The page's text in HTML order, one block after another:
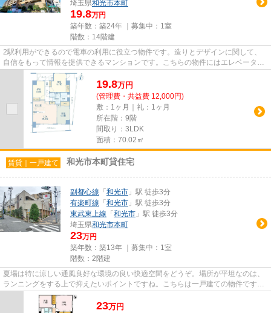
埼玉県和光市本町
19.8万円
築年数：築24年 ｜募集中： 1室
階数：14階建
2駅利用ができるので電車の利用に役立つ物件です。造りとデザインに関して、
自信をもって情報を提供できるマンションです。こちらの物件にはエレベーター
があります。和光市エリアにあ...
19.8万円
(管理費・共益費 12,000円)
敷：1ヶ月｜礼：1ヶ月
所在階：9階
間取り：3LDK
面積：70.02㎡
賃貸｜一戸建て 和光市本町貸住宅
副都心線 「 和光市 」駅 徒歩3分
有楽町線 「 和光市 」駅 徒歩3分
東武東上線 「 和光市 」駅 徒歩3分
埼玉県和光市本町
23万円
築年数：築13年 ｜募集中： 1室
階数：2階建
夏場は特に涼しい通風良好な環境の良い快適空間をどうぞ。場所が平坦なのは、
ランニングをする上で抑えたいポイントですね。こちらは一戸建ての物件です。
ぜひご覧いただきたい賃貸物...
23万円